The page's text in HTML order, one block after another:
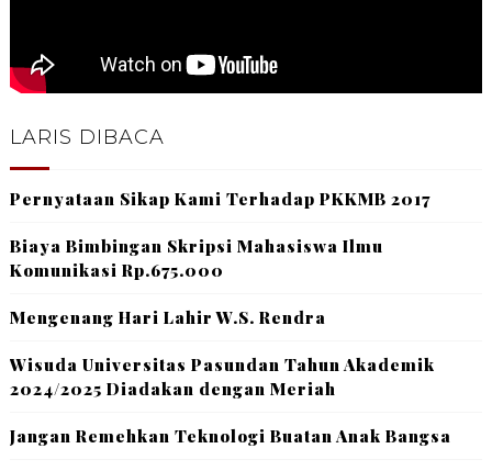
LARIS DIBACA
Pernyataan Sikap Kami Terhadap PKKMB 2017
Biaya Bimbingan Skripsi Mahasiswa Ilmu
Komunikasi Rp.675.000
Mengenang Hari Lahir W.S. Rendra
Wisuda Universitas Pasundan Tahun Akademik
2024/2025 Diadakan dengan Meriah
Jangan Remehkan Teknologi Buatan Anak Bangsa